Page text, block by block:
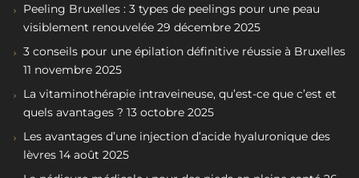
Peeling Bruxelles : 3 types de peelings pour une peau
visiblement renouvelée 29 décembre 2025
3 conseils pour une épilation définitive réussie à Bruxelles
11 novembre 2025
La vitaminothérapie intraveineuse, qu’est-ce que c’est et
quels avantages ? 13 octobre 2025
Les avantages d’une injection d’acide hyaluronique des
lèvres 14 août 2025